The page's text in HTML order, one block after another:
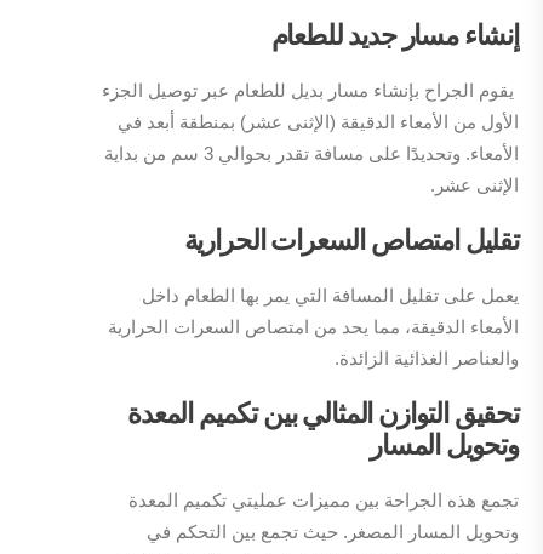
إنشاء مسار جديد للطعام
يقوم الجراح بإنشاء مسار بديل للطعام عبر توصيل الجزء
الأول من الأمعاء الدقيقة (الإثنى عشر) بمنطقة أبعد في
الأمعاء. وتحديدًا على مسافة تقدر بحوالي 3 سم من بداية
الإثنى عشر.
تقليل امتصاص السعرات الحرارية
يعمل على تقليل المسافة التي يمر بها الطعام داخل
الأمعاء الدقيقة، مما يحد من امتصاص السعرات الحرارية
والعناصر الغذائية الزائدة.
تحقيق التوازن المثالي بين تكميم المعدة
وتحويل المسار
تجمع هذه الجراحة بين مميزات عمليتي تكميم المعدة
وتحويل المسار المصغر. حيث تجمع بين التحكم في